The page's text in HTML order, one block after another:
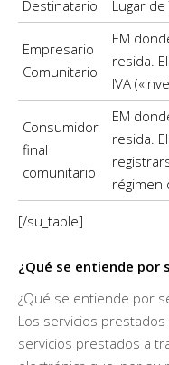
Destinatario Lugar
Empresario
Comunitario
EM
resida.
IVA
Consumidor
final
comunitario
EM
resida.
régimen
[/su_table]
¿Qué se entiende por
¿Qué se entiende por
Los servicios
servicios prestados a